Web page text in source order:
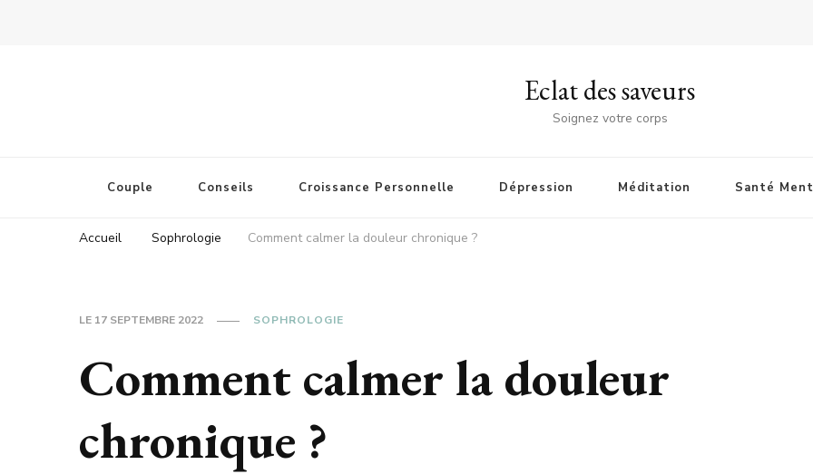
Eclat des saveurs
Soignez votre corps
Couple Conseils Croissance Personnelle Dépression Méditation Santé
Accueil Sophrologie Comment calmer la douleur chronique ?
LE 17 SEPTEMBRE 2022 SOPHROLOGIE
Comment calmer la douleur
chronique ?